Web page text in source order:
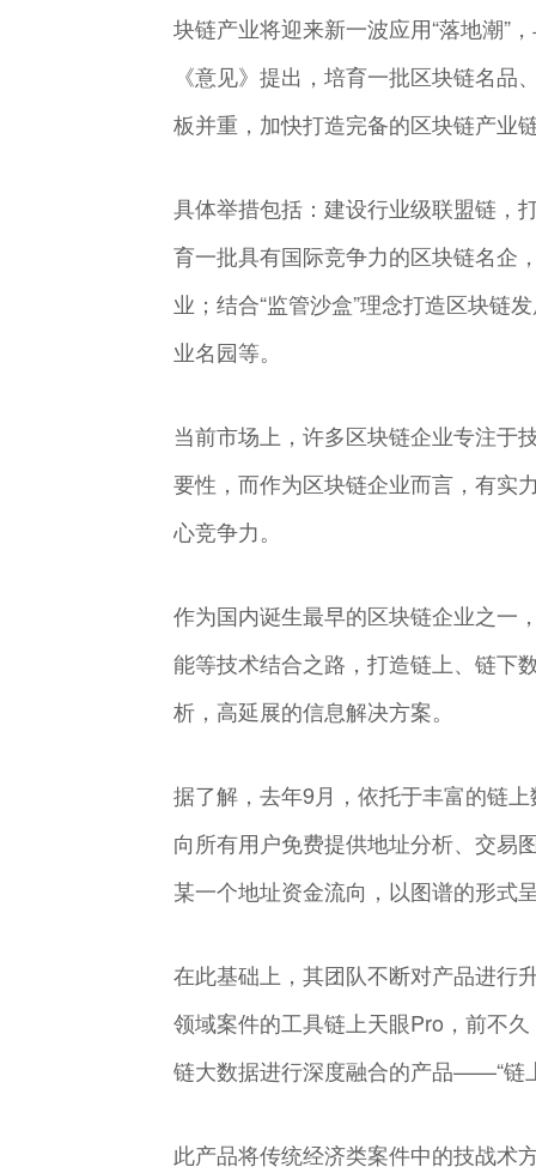
块链产业将迎来新一波应用“落地潮”
《意见》提出，培育一批区块链名
板并重，加快打造完备的区块链产业
具体举措包括：建设行业级联盟链，
育一批具有国际竞争力的区块链名企
业；结合“监管沙盒”理念打造区块链
业名园等。
当前市场上，许多区块链企业专注于
要性，而作为区块链企业而言，有实
心竞争力。
作为国内诞生最早的区块链企业之一
能等技术结合之路，打造链上、链下
析，高延展的信息解决方案。
据了解，去年9月，依托于丰富的链
向所有用户免费提供地址分析、交易
某一个地址资金流向，以图谱的形式
在此基础上，其团队不断对产品进行
领域案件的工具链上天眼Pro，前不
链大数据进行深度融合的产品——“链
此产品将传统经济类案件中的技战术